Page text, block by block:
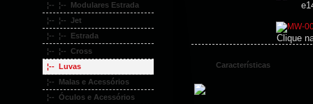
¦-- ¦-- Modulares Estrada
¦-- ¦-- Jet
¦-- ¦-- Estrada
¦-- ¦-- Cross
¦-- Luvas
¦-- Malas e Acessórios
¦-- Óculos e Acessórios
Clique
Características